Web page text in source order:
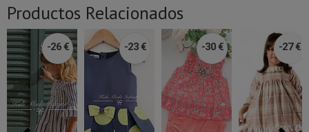
Productos Relacionados
-26 € -23 € -30 € -27 €